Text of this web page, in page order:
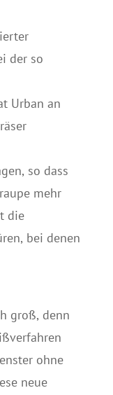
der so
Urban an
so dass
mehr
die
bei denen
groß, denn
ohne
neue